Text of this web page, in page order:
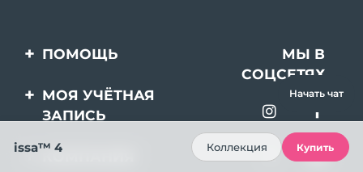
ПОМОЩЬ
Свяжитесь с нами
Заказ и доставка
Гарантия и возврат
МЫ В
СОЦСЕТЯХ
МОЯ УЧЁТНАЯ
ЗАПИСЬ
Регистрация продукта
КОМПАНИЯ
Начать чат
issa™ 4 Коллекция Купить